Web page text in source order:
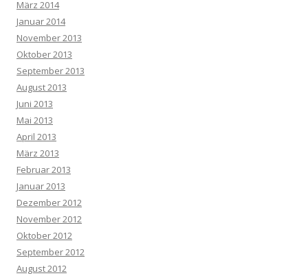
März 2014
Januar 2014
November 2013
Oktober 2013
September 2013
August 2013
Juni 2013
Mai 2013
April 2013
März 2013
Februar 2013
Januar 2013
Dezember 2012
November 2012
Oktober 2012
September 2012
August 2012